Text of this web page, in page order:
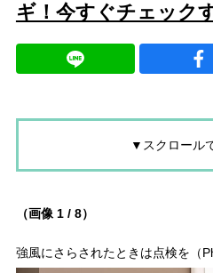
ギ！今すぐチェック
▼スクロール
（画像 1 / 8）
強風にさらされたときは点検を（